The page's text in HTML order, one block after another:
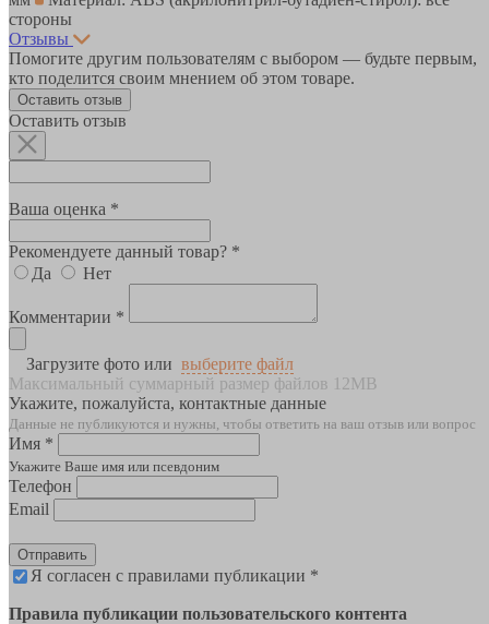
стороны
Отзывы
Помогите другим пользователям с выбором — будьте первым,
кто поделится своим мнением об этом товаре.
Оставить отзыв
Оставить отзыв
Ваша оценка *
Рекомендуете данный товар? *
Да
Нет
Комментарии *
Загрузите фото или выберите файл
Максимальный суммарный размер файлов 12MB
Укажите, пожалуйста, контактные данные
Данные не публикуются и нужны, чтобы ответить на ваш отзыв или вопрос
Имя *
Укажите Ваше имя или псевдоним
Телефон
Email
Отправить
Я согласен с правилами публикации *
Правила публикации пользовательского контента